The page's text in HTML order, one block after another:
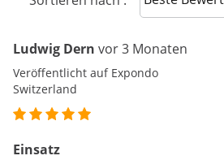
Ludwig Dern vor 3 Monaten
Veröffentlicht auf Expondo
Switzerland
Einsatz